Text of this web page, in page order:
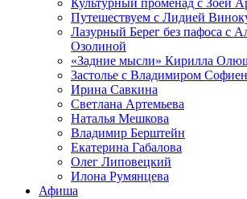
Культурный променад с Зоей
Путешествуем с Лидией
Лазурный Берег без пафоса с
Озолиной
«Задние мысли» Кирилла
Застолье с Владимиром
Ирина Савкина
Светлана Артемьева
Наталья Мешкова
Владимир Берштейн
Екатерина Габалова
Олег Липовецкий
Илона Румянцева
Афиша